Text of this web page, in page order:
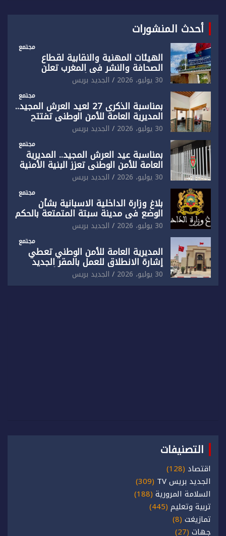
أحدث المنشورات
مجتمع
الهيئات المهنية والنقابية لقطاع
الصحافة والنشر في المغرب تعلن
رفضها القاطع لـ”أي أجندة انتخابية
مُعدة على مقاس سياسي ومصلحي
ضيق”
30 يوليو، 2026 الجديد بريس
مجتمع
بمناسبة الذكرى 27 لعيد العرش المجيد..
المديرية العامة للأمن الوطني تفتتح
المقر الجديد لفرقة الشرطة السياحية
بفاس
30 يوليو، 2026 الجديد بريس
مجتمع
بمناسبة عيد العرش المجيد.. المديرية
العامة للأمن الوطني تعزز البنية الأمنية
بالناظور بإحداث فرقتين جديدتين
30 يوليو، 2026 الجديد بريس
مجتمع
بلاغ وزارة الداخلية الاسبانية بشأن
الوضع في مدينة سبتة المتمتعة بالحكم
الذاتي
30 يوليو، 2026 الجديد بريس
مجتمع
المديرية العامة للأمن الوطني تعطي
إشارة الانطلاق للعمل بالمقر الجديد
للدائرة الثالثة للشرطة بولاية أمن العيون
30 يوليو، 2026 الجديد بريس
التصنيفات
اقتصاد (128)
الجديد بريس TV
(309)
السلامة المرورية (188)
تربية وتعليم (445)
تمازيغت (8)
جهات (27)